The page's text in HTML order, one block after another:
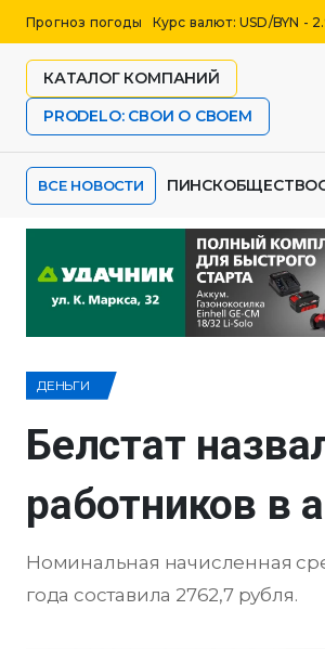
Прогноз погоды Курс валют: USD/BYN -
КАТАЛОГ КОМПАНИЙ
PRODELO: СВОИ О СВОЕМ
ВСЕ НОВОСТИ ПИНСКОБЩЕСТВО
ДЕНЬГИ
Белстат
работников в
Номинальная начисленная
года составила 2762,7 рубля.